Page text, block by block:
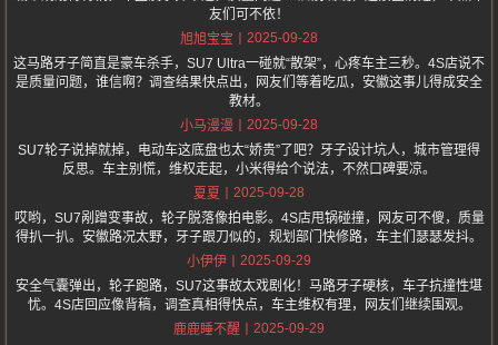
友们可不依！
旭旭宝宝
2025-09-28
这马路牙子简直是豪车杀手，SU7 Ultra一碰就“散架”，心疼车主三秒。4S店说不
是质量问题，谁信啊？调查结果快点出，网友们等着吃瓜，安徽这事儿得成安全
教材。
小马漫漫
2025-09-28
SU7轮子说掉就掉，电动车这底盘也太“娇贵”了吧？牙子设计坑人，城市管理得
反思。车主别慌，维权走起，小米得给个说法，不然口碑要凉。
夏夏
2025-09-28
哎哟，SU7剐蹭变事故，轮子脱落像拍电影。4S店甩锅碰撞，网友可不傻，质量
得扒一扒。安徽路况太野，牙子跟刀似的，规划部门快修路，车主们瑟瑟发抖。
小伊伊
2025-09-29
安全气囊弹出，轮子跑路，SU7这事故太戏剧化！马路牙子硬核，车子抗撞性堪
忧。4S店回应像背稿，调查真相得快点，车主维权有理，网友们继续围观。
鹿鹿睡不醒
2025-09-29